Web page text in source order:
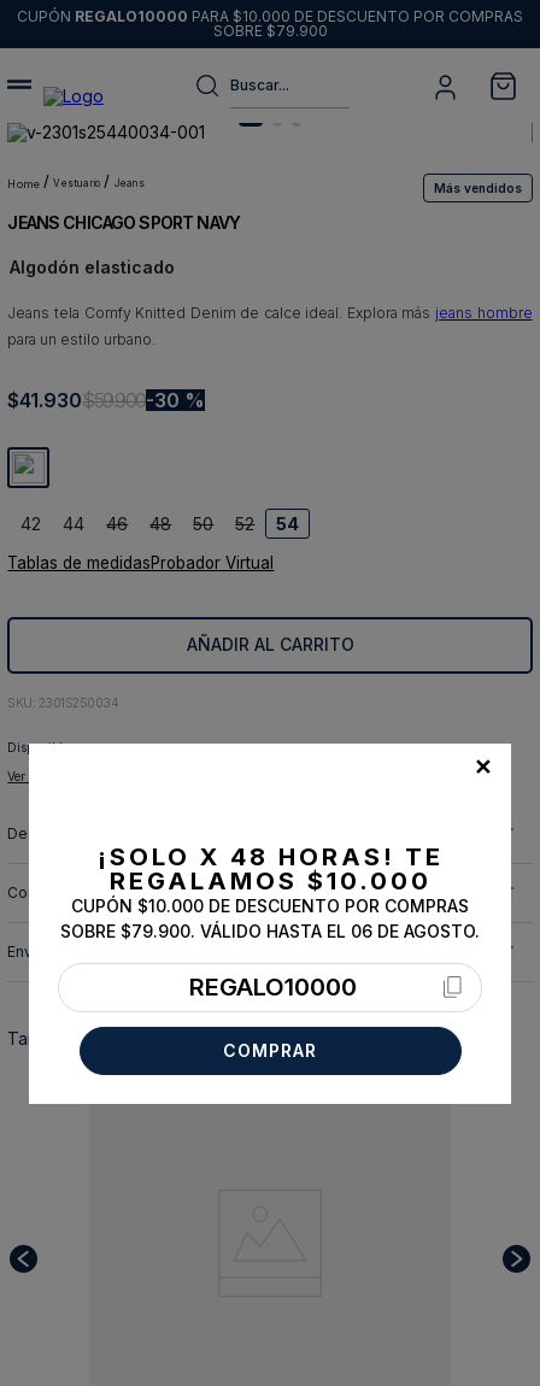
CUPÓN REGALO10000 PARA $10.000 DE DESCUENTO POR COMPRAS
SOBRE $79.900
Buscar...
vestuario jeans Más vendidos
JEANS CHICAGO SPORT NAVY
Algodón elasticado
Jeans tela Comfy Knitted Denim de calce ideal. Explora más jeans hombre
para un estilo urbano.
$41.930$59.900 30 %
42 44 46 48 50 52 54
Tablas de medidasProbador Virtual
AÑADIR AL CARRITO
: 2301S250034
Disponible para:
Ver tiendas disponibles para retiro
Descripción y cuidado de la prenda
Composición
Envíos, cambios y devoluciones
También te podría interesar
✕
¡SOLO X 48 HORAS! TE
REGALAMOS $10.000
CUPÓN $10.000 DE DESCUENTO POR COMPRAS
SOBRE $79.900. VÁLIDO HASTA EL 06 DE AGOSTO.
REGALO10000
COMPRAR
1.
sweater
2.
chaquetas
3.
pantalon
4.
camisas
6.
blazer
8.
9.
poleron
10. abrigo